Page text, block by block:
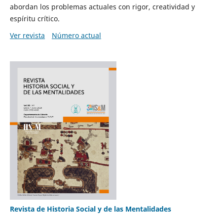
abordan los problemas actuales con rigor, creatividad y
espíritu crítico.
Ver revista
Número actual
Revista de Historia Social y de las Mentalidades